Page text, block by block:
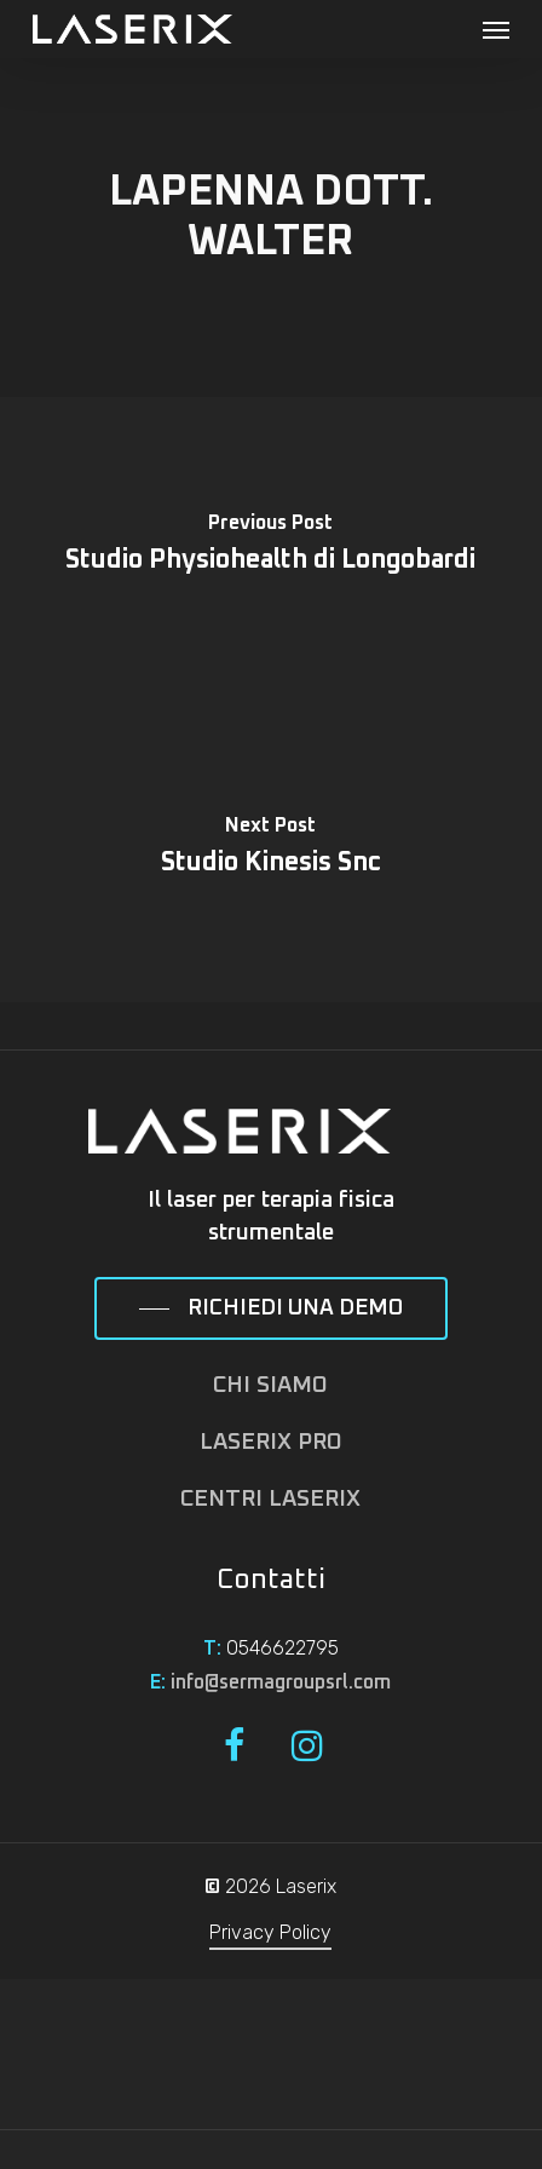
Skip
Menu
LAPENNA DOTT.
WALTER
Previous Post
Studio Physiohealth di Longobardi
Next Post
Studio Kinesis Snc
Il laser per terapia fisica
strumentale
RICHIEDI UNA DEMO
CHI SIAMO
LASERIX PRO
CENTRI LASERIX
Contatti
T: 0546622795
E: info@sermagroupsrl.com
© 2026 Laserix
Privacy Policy